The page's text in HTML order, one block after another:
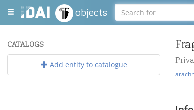
objects
CATALOGS
Add entity to catalogue